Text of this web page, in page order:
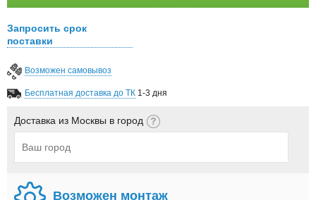
Запросить срок
поставки
Возможен самовывоз
Бесплатная доставка до ТК 1-3 дня
Доставка из Москвы в город
Возможен монтаж